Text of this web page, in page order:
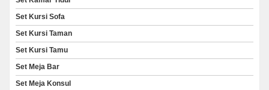
Set Kursi Sofa
Set Kursi Taman
Set Kursi Tamu
Set Meja Bar
Set Meja Konsul